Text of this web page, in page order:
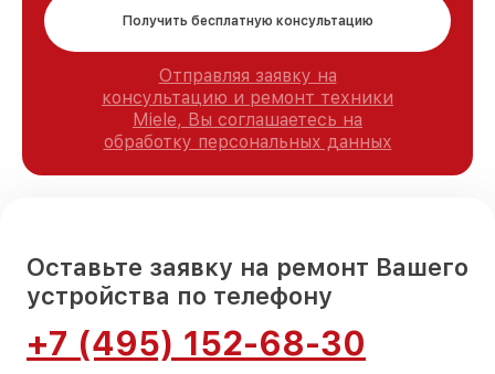
Получить бесплатную консультацию
Отправляя заявку на
консультацию и ремонт техники
Miele, Вы соглашаетесь на
обработку персональных данных
Оставьте заявку на ремонт Вашего
устройства по телефону
+7 (495) 152-68-30